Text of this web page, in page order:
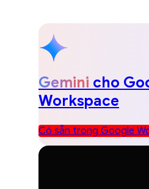
Gemini cho
Workspace
Có sẵn trong Google